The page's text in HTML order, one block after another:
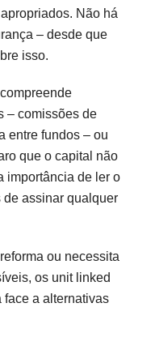
Não há
– desde que
isso.
– comissões de
entre fundos – ou
que o capital não
importância de ler o
de assinar qualquer
ou necessita
os unit linked
face a alternativas